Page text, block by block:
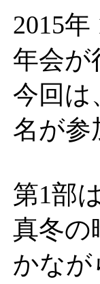
2015
年会が
今回は
名が参
第1部
真冬の
かなが